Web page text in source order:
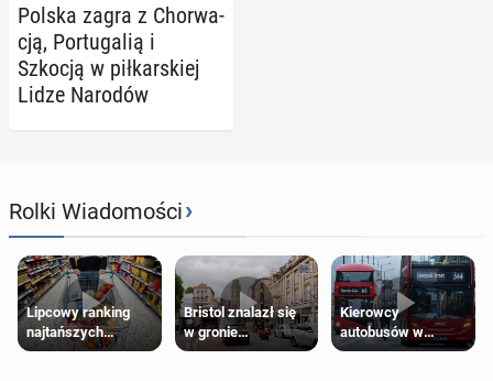
Polska zagra z Chor­wa­
cją, Por­tu­ga­lią i
Szkocją w pił­kar­skiej
Lidze Narodów
Rolki Wiadomości›
Lipcowy ranking
najtańszych
supermarketów
Bristol znalazł się
w gronie
najlepszych
Kierowcy
autobusów w
Londynie